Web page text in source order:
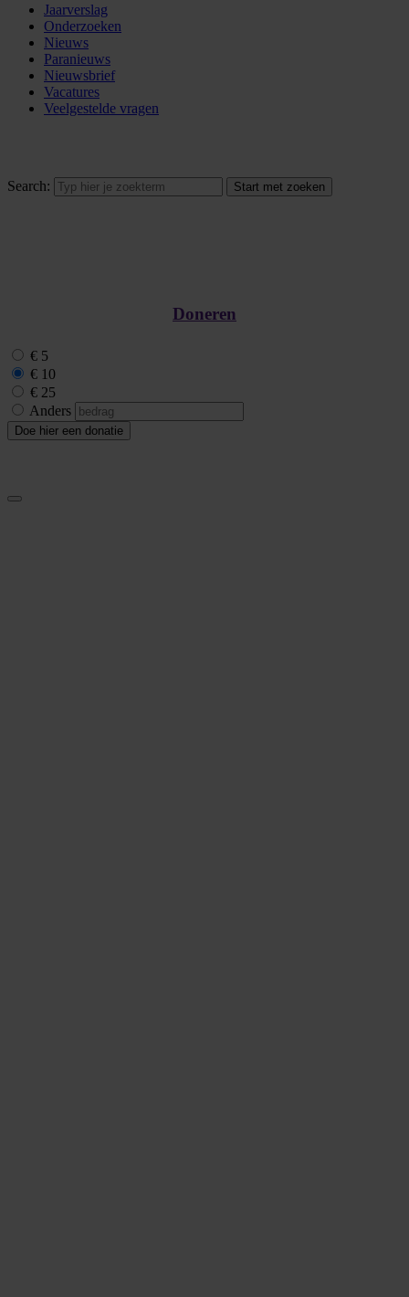
Jaarverslag
Onderzoeken
Nieuws
Paranieuws
Nieuwsbrief
Vacatures
Veelgestelde vragen
Search:
Doneren
€ 5
€ 10
€ 25
Anders
Doe hier een donatie